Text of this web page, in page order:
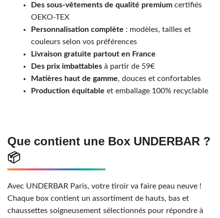
Des sous-vêtements de qualité premium certifiés
OEKO-TEX
Personnalisation complète : modèles, tailles et
couleurs selon vos préférences
Livraison gratuite partout en France
Des prix imbattables à partir de 59€
Matières haut de gamme, douces et confortables
Production équitable et emballage 100% recyclable
Que contient une Box UNDERBAR ?
📦
Avec UNDERBAR Paris, votre tiroir va faire peau neuve !
Chaque box contient un assortiment de hauts, bas et
chaussettes soigneusement sélectionnés pour répondre à